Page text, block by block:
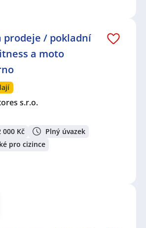
prodeje / pokladní
a moto
s.r.o.
000 Kč
Plný úvazek
pro cizince